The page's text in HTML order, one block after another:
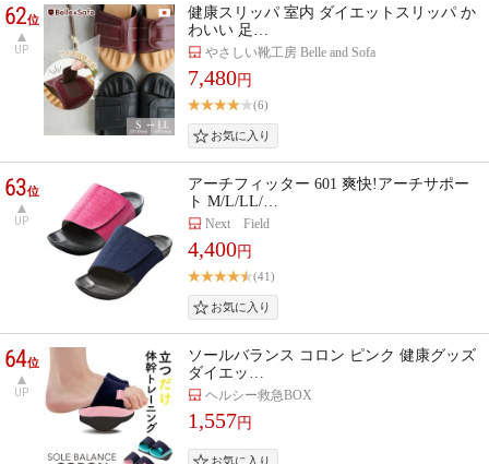
62位
UP
健康スリッパ 室内 ダイエットスリッパ か
わいい 足…
やさしい靴工房 Belle and Sofa
7,480円
(6)
63位
UP
アーチフィッター 601 爽快!アーチサポー
ト M/L/LL/…
Next Field
4,400円
(41)
64位
UP
ソールバランス コロン ピンク 健康グッズ
ダイエッ…
ヘルシー救急BOX
1,557円